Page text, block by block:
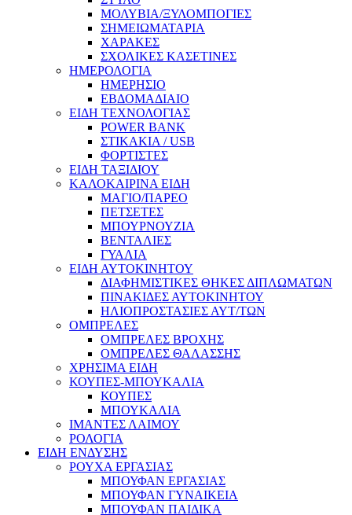
ΜΟΛΥΒΙΑ/ΞΥΛΟΜΠΟΓΙΕΣ
ΣΗΜΕΙΩΜΑΤΑΡΙΑ
ΧΑΡΑΚΕΣ
ΣΧΟΛΙΚΕΣ ΚΑΣΕΤΙΝΕΣ
ΗΜΕΡΟΛΟΓΙΑ
ΗΜΕΡΗΣΙΟ
ΕΒΔΟΜΑΔΙΑΙΟ
ΕΙΔΗ ΤΕΧΝΟΛΟΓΙΑΣ
POWER BANK
ΣΤΙΚΑΚΙΑ / USB
ΦΟΡΤΙΣΤΕΣ
ΕΙΔΗ ΤΑΞΙΔΙΟΥ
ΚΑΛΟΚΑΙΡΙΝΑ ΕΙΔΗ
ΜΑΓΙΟ/ΠΑΡΕΟ
ΠΕΤΣΕΤΕΣ
ΜΠΟΥΡΝΟΥΖΙΑ
ΒΕΝΤΑΛΙΕΣ
ΓΥΑΛΙΑ
ΕΙΔΗ ΑΥΤΟΚΙΝΗΤΟΥ
ΔΙΑΦΗΜΙΣΤΙΚΕΣ ΘΗΚΕΣ ΔΙΠΛΩΜΑΤΩΝ
ΠΙΝΑΚΙΔΕΣ ΑΥΤΟΚΙΝΗΤΟΥ
ΗΛΙΟΠΡΟΣΤΑΣΙΕΣ ΑΥΤ/ΤΩΝ
ΟΜΠΡΕΛΕΣ
ΟΜΠΡΕΛΕΣ ΒΡΟΧΗΣ
ΟΜΠΡΕΛΕΣ ΘΑΛΑΣΣΗΣ
ΧΡΗΣΙΜΑ ΕΙΔΗ
ΚΟΥΠΕΣ-ΜΠΟΥΚΑΛΙΑ
ΚΟΥΠΕΣ
ΜΠΟΥΚΑΛΙΑ
ΙΜΑΝΤΕΣ ΛΑΙΜΟΥ
ΡΟΛΟΓΙΑ
ΕΙΔΗ ΕΝΔΥΣΗΣ
ΡΟΥΧΑ ΕΡΓΑΣΙΑΣ
ΜΠΟΥΦΑΝ ΕΡΓΑΣΙΑΣ
ΜΠΟΥΦΑΝ ΓΥΝΑΙΚΕΙΑ
ΜΠΟΥΦΑΝ ΠΑΙΔΙΚΑ